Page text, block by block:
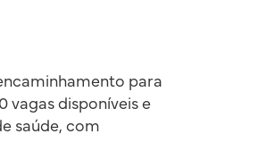
para
vagas disponíveis e
saúde, com